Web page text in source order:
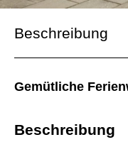
Beschreibung
Gemütliche
Beschreibung